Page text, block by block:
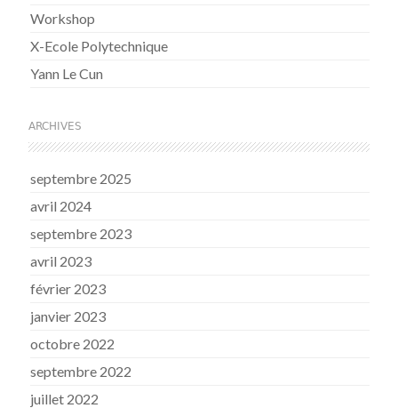
Workshop
X-Ecole Polytechnique
Yann Le Cun
ARCHIVES
septembre 2025
avril 2024
septembre 2023
avril 2023
février 2023
janvier 2023
octobre 2022
septembre 2022
juillet 2022